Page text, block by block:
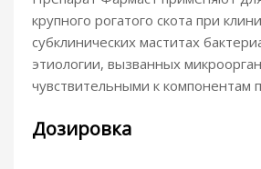
крупного рогатого скота при
субклинических маститах
этиологии, вызванных
чувствительными к компонентам
Дозировка